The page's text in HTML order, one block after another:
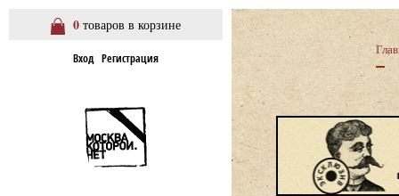
0 товаров в корзине
Вход Регистрация